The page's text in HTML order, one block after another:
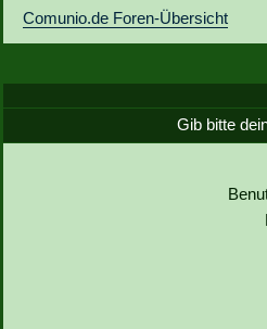
Spielanalyse
Vereinsdiskussion
Comunio.de Foren-Übersicht
Gib bitte